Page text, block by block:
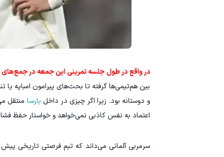
در واقع در طول جلسه تمرینی این جمعه در
بین هم‌تیمی‌ها گرفته تا بحث‌های پیرامون امباپه
و دوستانه بود. زیرا اگر چیزی در داخل بارسا منتقل
اعتماد به نفس کاذبی نمی‌خواهد و خواستار حفظ
سرمربی آلمانی می‌داند که تیم فرصتی تاریخی